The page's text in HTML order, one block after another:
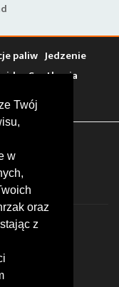
Twój
w
oraz
z
paliw Jedzenie
Spotkania